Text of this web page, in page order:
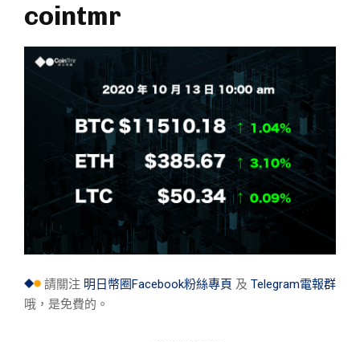
cointmr
請關注 明日幣圈Facebook粉絲專頁 及 Telegram電報群
哦，是免費的。